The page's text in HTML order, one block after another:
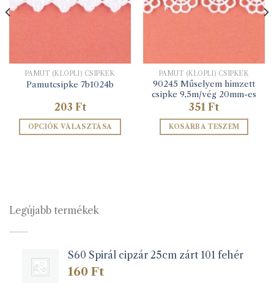
PAMUT (KLÖPLI) CSIPKÉK
Pamutcsipke 7b1024b
203 Ft
OPCIÓK VÁLASZTÁSA
van.
termékoldalon
választhatók
PAMUT (KLÖPLI) CSIPKÉK
90245 Műselyem hímzett
csipke 9,5m/vég 20mm-es
351 Ft
KOSÁRBA TESZEM
Legújabb termékek
S60 Spirál cipzár 25cm zárt 101 fehér
160 Ft